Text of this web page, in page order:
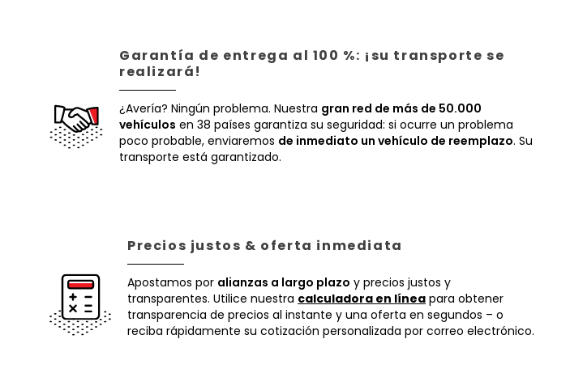
Garantía de entrega al 100 %: ¡su transporte se
realizará!
¿Avería? Ningún problema. Nuestra gran red de más de 50.000
vehículos en 38 países garantiza su seguridad: si ocurre un problema
poco probable, enviaremos de inmediato un vehículo de reemplazo. Su
transporte está garantizado.
Precios justos & oferta inmediata
Apostamos por alianzas a largo plazo y precios justos y
transparentes. Utilice nuestra calculadora en línea para obtener
transparencia de precios al instante y una oferta en segundos – o
reciba rápidamente su cotización personalizada por correo electrónico.